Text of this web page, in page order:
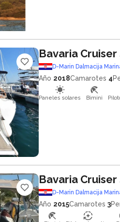
Bavaria Cruiser
D-Marin Dalmacija
Año 2018Camarotes 4
Paneles solares Bimini
Bavaria Cruiser
D-Marin Dalmacija
Año 2015Camarotes 3